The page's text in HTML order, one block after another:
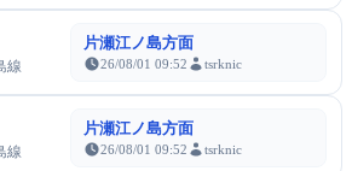
線
片瀬江ノ島方面
26/08/01 09:52 tsrknic
線
片瀬江ノ島方面
26/08/01 09:52 tsrknic